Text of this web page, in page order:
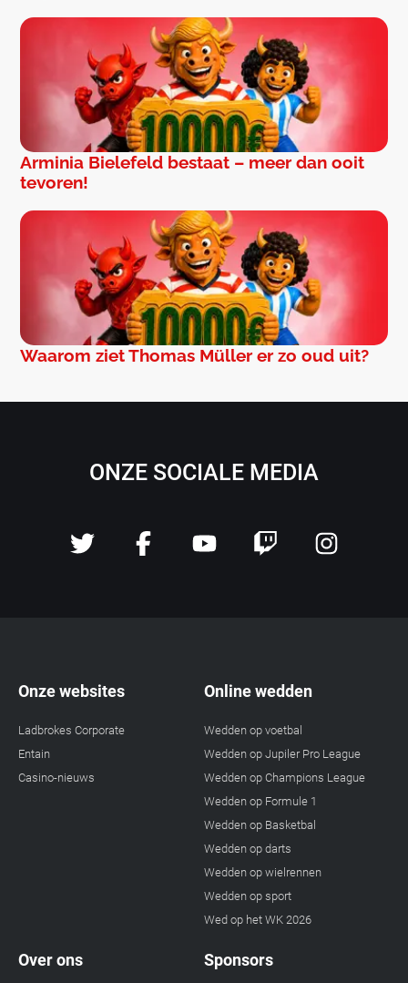
Arminia Bielefeld bestaat – meer dan ooit
tevoren!
Waarom ziet Thomas Müller er zo oud uit?
ONZE SOCIALE MEDIA
Onze websites
Ladbrokes Corporate
Entain
Casino-nieuws
Online wedden
Wedden op voetbal
Wedden op Jupiler Pro League
Wedden op Champions League
Wedden op Formule 1
Wedden op Basketbal
Wedden op darts
Wedden op wielrennen
Wedden op sport
Wed op het WK 2026
Over ons Sponsors